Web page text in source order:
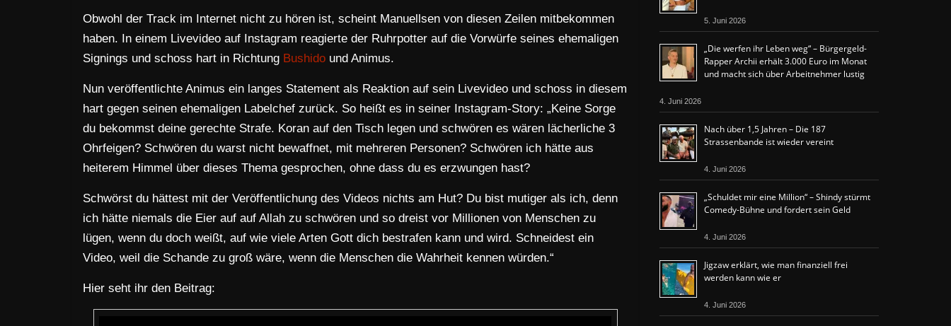
Obwohl der Track im Internet nicht zu hören ist, scheint Manuellsen von diesen Zeilen mitbekommen
haben. In einem Livevideo auf Instagram reagierte der Ruhrpotter auf die Vorwürfe seines ehemaligen
Signings und schoss hart in Richtung Bushido und Animus.
Nun veröffentlichte Animus ein langes Statement als Reaktion auf sein Livevideo und schoss in diesem
hart gegen seinen ehemaligen Labelchef zurück. So heißt es in seiner Instagram-Story: „Keine Sorge
du bekommst deine gerechte Strafe. Koran auf den Tisch legen und schwören es wären lächerliche 3
Ohrfeigen? Schwören du warst nicht bewaffnet, mit mehreren Personen? Schwören ich hätte aus
heiterem Himmel über dieses Thema gesprochen, ohne dass du es erzwungen hast?
Schwörst du hättest mit der Veröffentlichung des Videos nichts am Hut? Du bist mutiger als ich, denn
ich hätte niemals die Eier auf auf Allah zu schwören und so dreist vor Millionen von Menschen zu
lügen, wenn du doch weißt, auf wie viele Arten Gott dich bestrafen kann und wird. Schneidest ein
Video, weil die Schande zu groß wäre, wenn die Menschen die Wahrheit kennen würden.“
Hier seht ihr den Beitrag:
5. Juni 2026
„Die werfen ihr Leben weg“ – Bürgergeld-
Rapper Archii erhält 3.000 Euro im Monat
und macht sich über Arbeitnehmer lustig
4. Juni 2026
Nach über 1,5 Jahren – Die 187
Strassenbande ist wieder vereint
4. Juni 2026
„Schuldet mir eine Million“ – Shindy stürmt
Comedy-Bühne und fordert sein Geld
4. Juni 2026
Jigzaw erklärt, wie man finanziell frei
werden kann wie er
4. Juni 2026